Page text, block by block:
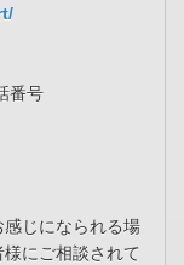
番号
じになられる場
にご相談されて